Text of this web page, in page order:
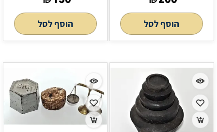
הוסף לסל הוסף לסל